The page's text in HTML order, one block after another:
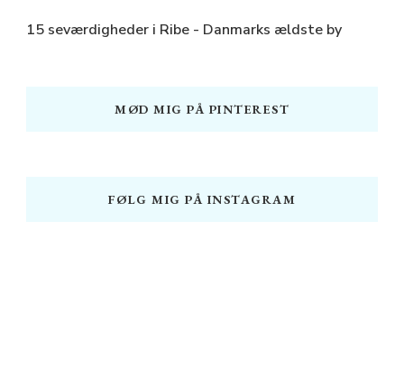
15 seværdigheder i Ribe - Danmarks ældste by
MØD MIG PÅ PINTEREST
FØLG MIG PÅ INSTAGRAM